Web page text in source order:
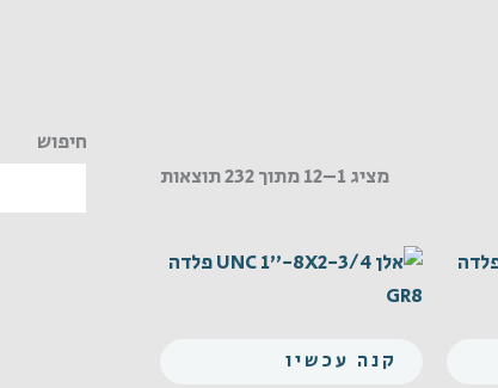
מציג 1–12 מתוך 232 תוצאות
קנה עכשיו
חיפוש